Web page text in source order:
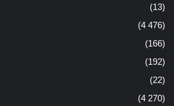
(13)
(4 476)
(166)
(192)
(22)
(4 270)